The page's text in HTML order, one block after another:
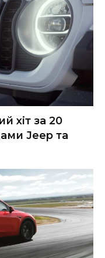
хіт за 20
Jeep та